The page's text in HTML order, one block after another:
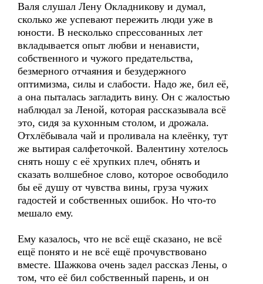
Валя слушал Лену Окладникову и думал,
сколько же успевают пережить люди уже в
юности. В несколько спрессованных лет
вкладывается опыт любви и ненависти,
собственного и чужого предательства,
безмерного отчаяния и безудержного
оптимизма, силы и слабости. Надо же, бил её,
а она пыталась загладить вину. Он с жалостью
наблюдал за Леной, которая рассказывала всё
это, сидя за кухонным столом, и дрожала.
Отхлёбывала чай и проливала на клеёнку, тут
же вытирая салфеточкой. Валентину хотелось
снять ношу с её хрупких плеч, обнять и
сказать волшебное слово, которое освободило
бы её душу от чувства вины, груза чужих
гадостей и собственных ошибок. Но что-то
мешало ему.
Ему казалось, что не всё ещё сказано, не всё
ещё понято и не всё ещё прочувствовано
вместе. Шажкова очень задел рассказ Лены, о
том, что её бил собственный парень, и он